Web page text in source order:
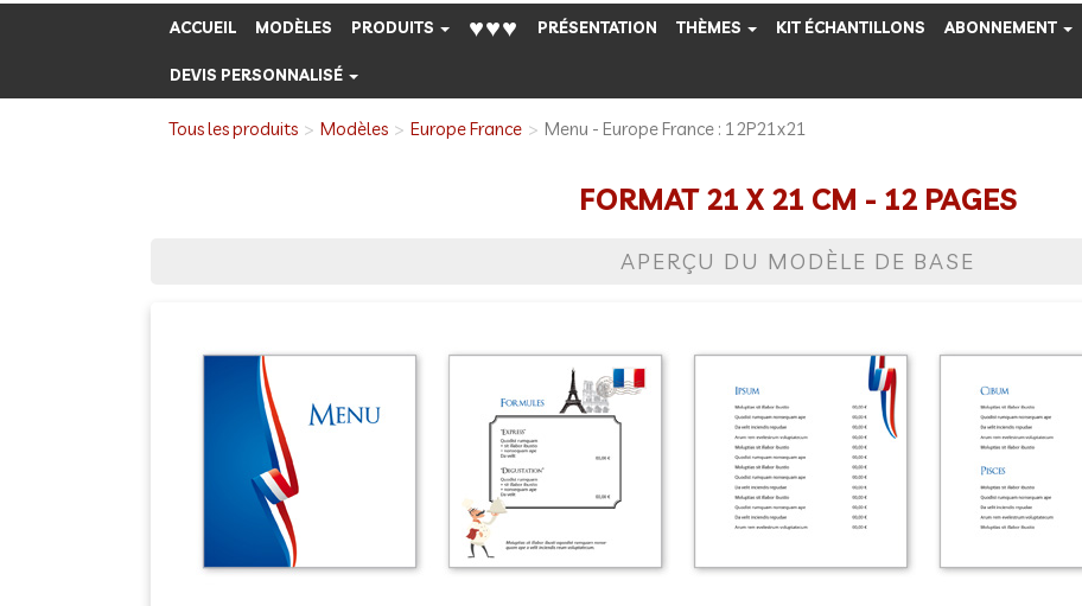
ACCUEIL MODÈLES PRODUITS ♥♥♥ PRÉSENTATION THÈMES KIT ÉCHANTILLONS ABONNEMENT
DEVIS PERSONNALISÉ
Tous les produits Modèles Europe France Menu - Europe France : 12P21x21
FORMAT 21 X 21 CM - 12 PAGES
APERÇU DU MODÈLE DE BASE